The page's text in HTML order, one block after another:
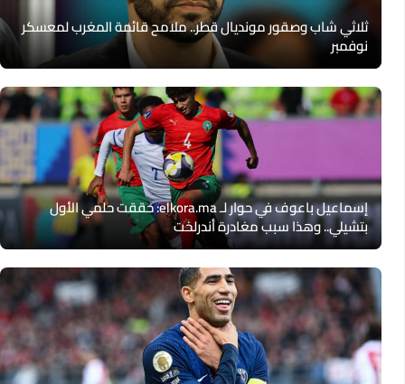
ثلاثي شاب وصقور مونديال قطر.. ملامح قائمة المغرب لمعسكر
نوفمبر
إسماعيل باعوف في حوار لـ elkora.ma: حققت حلمي الأول
بتشيلي.. وهذا سبب مغادرة أندرلخت